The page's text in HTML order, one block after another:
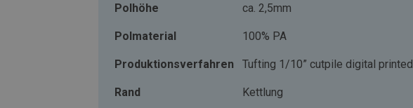
Polhöhe ca. 2,5mm
Polmaterial 100% PA
Produktionsverfahren Tufting 1/10” cutpile digital printed
Rand Kettlung